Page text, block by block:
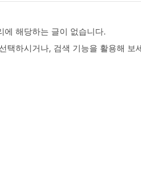
에 해당하는 글이 없습니다.
택하시거나, 검색 기능을 활용해 보